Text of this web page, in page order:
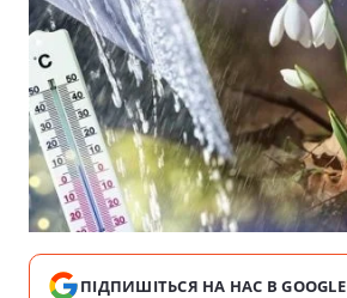
ПІДПИШІТЬСЯ НА НАС В GOOGLE